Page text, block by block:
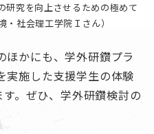
研究を向上させるための極めて
社会理工学院Ｉさん）
ほかにも、学外研鑽プラ
実施した支援学生の体験
。ぜひ、学外研鑽検討の